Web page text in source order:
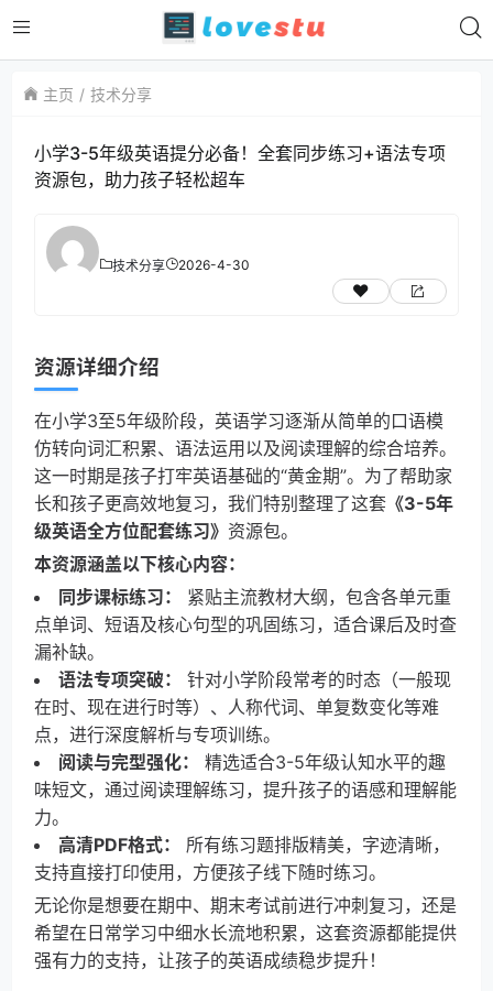
主页 技术分享
小学3-5年级英语提分必备！全套同步练习+语法专项
资源包，助力孩子轻松超车
技术分享 2026-4-30
资源详细介绍
在小学3至5年级阶段，英语学习逐渐从简单的口语模
仿转向词汇积累、语法运用以及阅读理解的综合培养。
这一时期是孩子打牢英语基础的“黄金期”。为了帮助家
长和孩子更高效地复习，我们特别整理了这套 《3-5年
级英语全方位配套练习》 资源包。
本资源涵盖以下核心内容：
同步课标练习：
紧贴主流教材大纲，包含各单元重
点单词、短语及核心句型的巩固练习，适合课后及时查
漏补缺。
语法专项突破：
针对小学阶段常考的时态（一般现
在时、现在进行时等）、人称代词、单复数变化等难
点，进行深度解析与专项训练。
阅读与完型强化：
精选适合3-5年级认知水平的趣
味短文，通过阅读理解练习，提升孩子的语感和理解能
力。
高清PDF格式：
所有练习题排版精美，字迹清晰，
支持直接打印使用，方便孩子线下随时练习。
无论你是想要在期中、期末考试前进行冲刺复习，还是
希望在日常学习中细水长流地积累，这套资源都能提供
强有力的支持，让孩子的英语成绩稳步提升！